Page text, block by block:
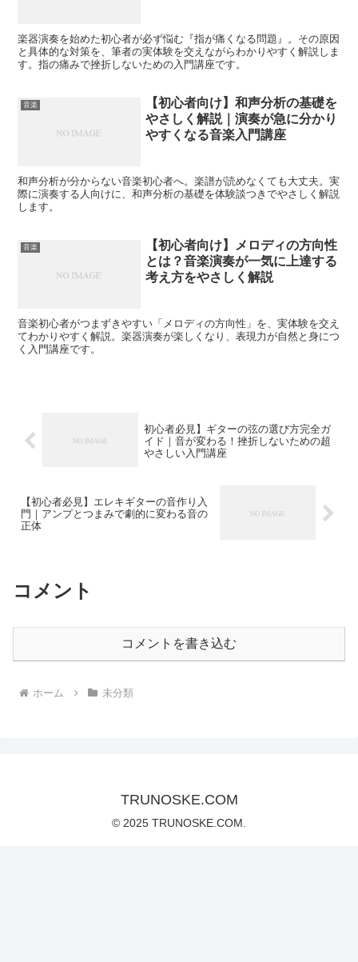
楽器演奏を始めた初心者が必ず悩む『指が痛くなる問題』。その原因
と具体的な対策を、筆者の実体験を交えながらわかりやすく解説しま
す。指の痛みで挫折しないための入門講座です。
音楽
【初心者向け】和声分析の基礎を
やさしく解説｜演奏が急に分かり
やすくなる音楽入門講座
和声分析が分からない音楽初心者へ。楽譜が読めなくても大丈夫。実
際に演奏する人向けに、和声分析の基礎を体験談つきでやさしく解説
します。
音楽
【初心者向け】メロディの方向性
とは？音楽演奏が一気に上達する
考え方をやさしく解説
音楽初心者がつまずきやすい「メロディの方向性」を、実体験を交え
てわかりやすく解説。楽器演奏が楽しくなり、表現力が自然と身につ
く入門講座です。
初心者必見】ギターの弦の選び方完全ガ
イド｜音が変わる！挫折しないための超
やさしい入門講座
【初心者必見】エレキギターの音作り入
門｜アンプとつまみで劇的に変わる音の
正体
コメント
コメントを書き込む
ホーム 未分類
TRUNOSKE.COM
© 2025 TRUNOSKE.COM.